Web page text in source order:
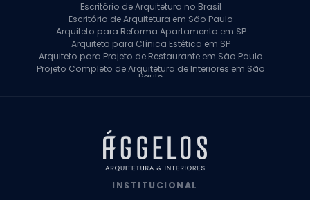
Escritório de Arquitetura no Brasil
Escritório de Arquitetura em São Paulo
Arquiteto para Reforma Apartamento em SP
Arquiteto para Clínica Estética em SP
Arquiteto para Projeto de Restaurante em São Paulo
Projeto Completo de Arquitetura de Interiores em São
Paulo
Arquiteto para Projeto Comercial em São Paulo
Arquiteto Comercial
Arquiteto para Reforma de Apartamento
Arquiteto para Reforma Residencial
Arquitetura para Reforma de Casas
INSTITUCIONAL